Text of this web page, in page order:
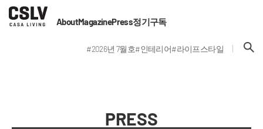
AboutMagazinePress정기구독
#2026년 7월호#인테리어#라이프스타일
PRESS